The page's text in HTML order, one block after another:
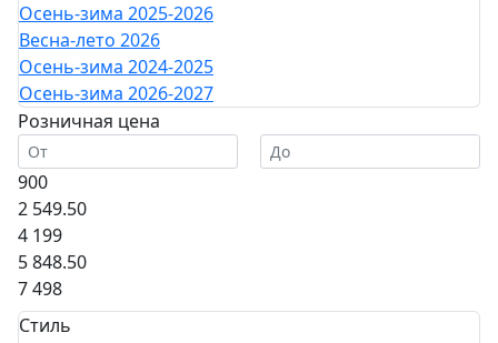
Осень-зима 2025-2026
Весна-лето 2026
Осень-зима 2024-2025
Осень-зима 2026-2027
Розничная цена
900
2 549.50
4 199
5 848.50
7 498
Стиль